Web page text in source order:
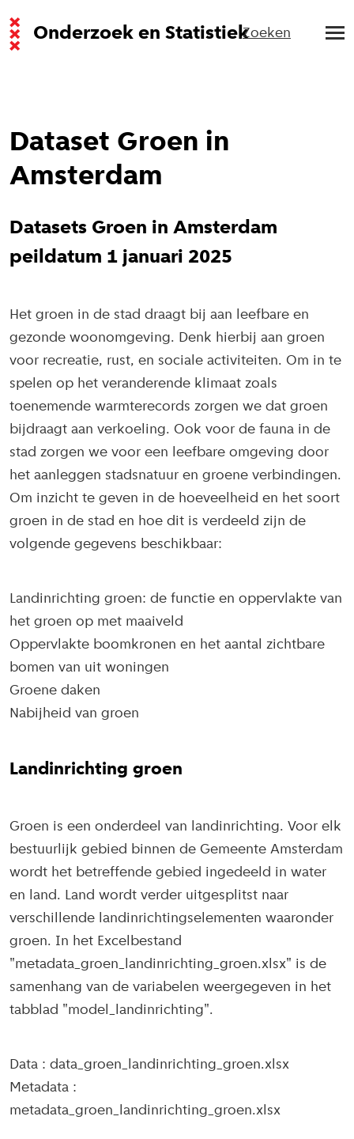
Onderzoek en StatistiekZoeken
Dataset Groen in
Amsterdam
Datasets Groen in Amsterdam
peildatum 1 januari 2025
Het groen in de stad draagt bij aan leefbare en
gezonde woonomgeving. Denk hierbij aan groen
voor recreatie, rust, en sociale activiteiten. Om in te
spelen op het veranderende klimaat zoals
toenemende warmterecords zorgen we dat groen
bijdraagt aan verkoeling. Ook voor de fauna in de
stad zorgen we voor een leefbare omgeving door
het aanleggen stadsnatuur en groene verbindingen.
Om inzicht te geven in de hoeveelheid en het soort
groen in de stad en hoe dit is verdeeld zijn de
volgende gegevens beschikbaar:
Landinrichting groen: de functie en oppervlakte van
het groen op met maaiveld
Oppervlakte boomkronen en het aantal zichtbare
bomen van uit woningen
Groene daken
Nabijheid van groen
Landinrichting groen
Groen is een onderdeel van landinrichting. Voor elk
bestuurlijk gebied binnen de Gemeente Amsterdam
wordt het betreffende gebied ingedeeld in water
en land. Land wordt verder uitgesplitst naar
verschillende landinrichtingselementen waaronder
groen. In het Excelbestand
"metadata_groen_landinrichting_groen.xlsx" is de
samenhang van de variabelen weergegeven in het
tabblad "model_landinrichting".
Data : data_groen_landinrichting_groen.xlsx
Metadata :
metadata_groen_landinrichting_groen.xlsx